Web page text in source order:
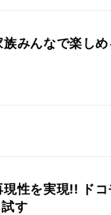
みんなで楽し
現性を実現!! ド
す